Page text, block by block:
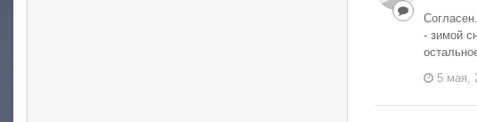
- зимой
5 мая,